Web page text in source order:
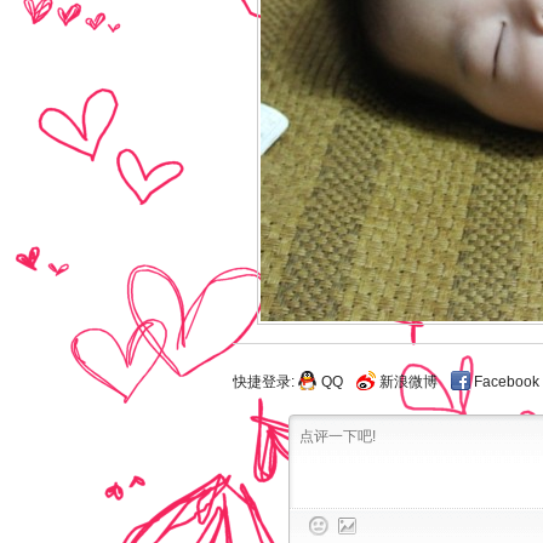
快捷登录: QQ 新浪微博 Facebook